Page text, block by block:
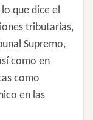
que dice el
tributarias,
Supremo,
como en
como
en las